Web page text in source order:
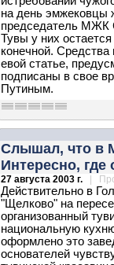
на день эмжековцы
председатель МЖК
Тувы у них
конечной.
евой статье,
подписаны в свое
Путиным.
Слышал, что в
Интересно,
27 августа 2003 г. |
Действительно в
"Щелково" на
организованный
национальную
оформлено это
основателей